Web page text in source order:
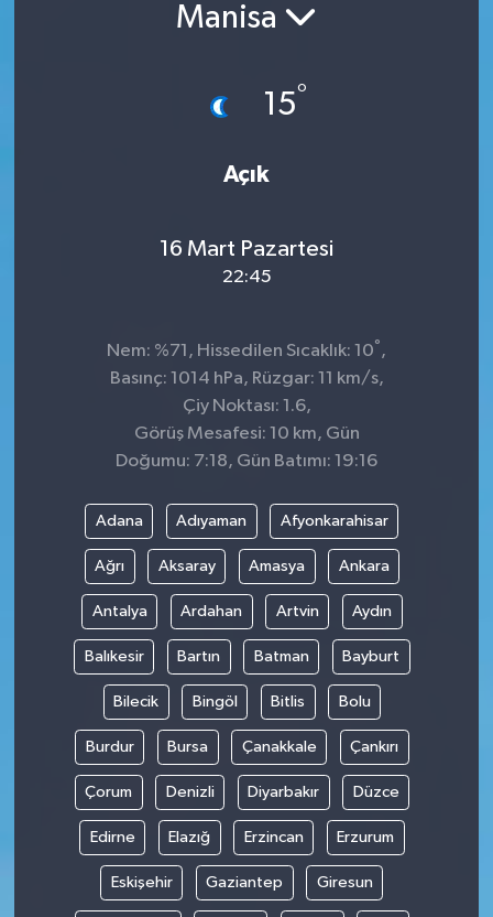
Manisa
15°
Açık
16 Mart Pazartesi
22:45
Nem: %71, Hissedilen Sıcaklık: 10° ,
Basınç: 1014 hPa, Rüzgar: 11 km/s,
Çiy Noktası: 1.6,
Görüş Mesafesi: 10 km, Gün
Doğumu: 7:18, Gün Batımı: 19:16
Adana Adıyaman Afyonkarahisar
Ağrı Aksaray Amasya Ankara
Antalya Ardahan Artvin Aydın
Balıkesir Bartın Batman Bayburt
Bilecik Bingöl Bitlis Bolu
Burdur Bursa Çanakkale Çankırı
Çorum Denizli Diyarbakır Düzce
Edirne Elazığ Erzincan Erzurum
Eskişehir Gaziantep Giresun